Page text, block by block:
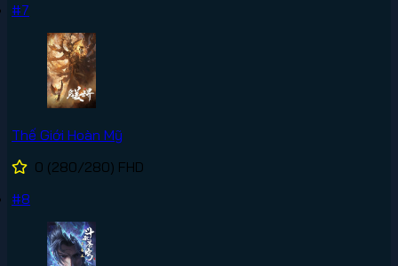
#7
Thế Giới Hoàn Mỹ
0 (280/280) FHD
#8